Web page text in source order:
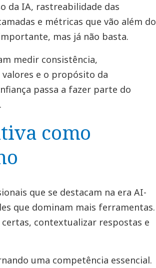
da IA, rastreabilidade das
e métricas que vão além do
mas já não basta.
medir consistência,
e o propósito da
passa a fazer parte do
como
que se destacam na era AI-
que dominam mais ferramentas.
contextualizar respostas e
uma competência essencial.